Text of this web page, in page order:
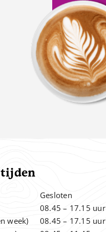
week)
Gesloten
08.45 – 17.15 uur
08.45 – 17.15 uur